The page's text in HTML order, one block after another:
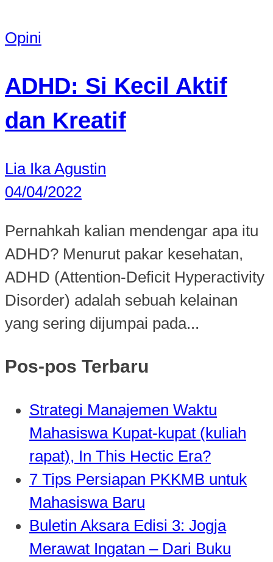
Opini
ADHD: Si Kecil Aktif
dan Kreatif
Lia Ika Agustin
04/04/2022
Pernahkah kalian mendengar apa itu
ADHD? Menurut pakar kesehatan,
ADHD (Attention-Deficit Hyperactivity
Disorder) adalah sebuah kelainan
yang sering dijumpai pada...
Pos-pos Terbaru
Strategi Manajemen Waktu
Mahasiswa Kupat-kupat (kuliah
rapat), In This Hectic Era?
7 Tips Persiapan PKKMB untuk
Mahasiswa Baru
Buletin Aksara Edisi 3: Jogja
Merawat Ingatan – Dari Buku